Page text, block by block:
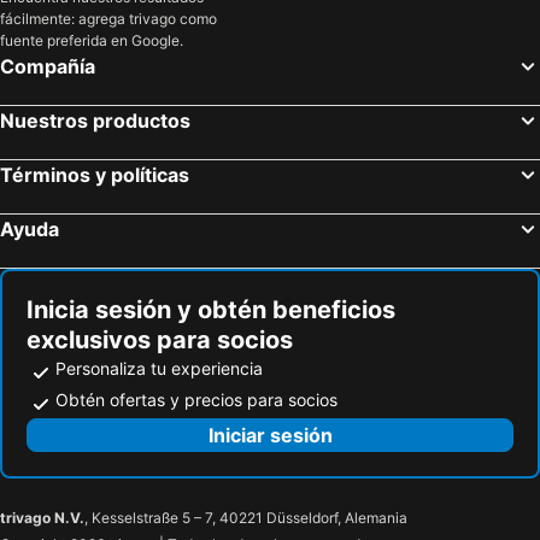
Hoteles en Natz-Schabs
Hoteles en San Martino di Castrozza
Hoteles en Tirol
Hoteles en Baselga di Piné
Hoteles en Campitello di Fassa
Hoteles en Fondo
Hoteles en Folgaria
Hoteles en Siror
fácilmente: agrega trivago como
fuente preferida en Google.
Compañía
Nuestros productos
Términos y políticas
Ayuda
Inicia sesión y obtén beneficios
exclusivos para socios
Personaliza tu experiencia
Obtén ofertas y precios para socios
Iniciar sesión
trivago N.V., Kesselstraße 5 – 7, 40221 Düsseldorf, Alemania